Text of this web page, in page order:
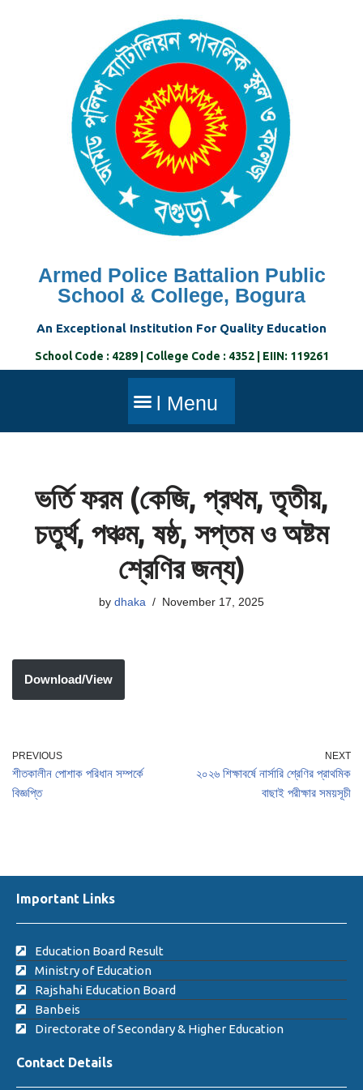
Armed Police Battalion Public
School & College, Bogura
An Exceptional Institution For Quality Education
School Code : 4289 | College Code : 4352 | EIIN: 119261
ভর্তি ফরম (কেজি, প্রথম, তৃতীয়,
চতুর্থ, পঞ্চম, ষষ্ঠ, সপ্তম ও অষ্টম
শ্রেণির জন্য)
by dhaka November 17, 2025
Download/View
PREVIOUS
শীতকালীন পোশাক পরিধান সম্পর্কে
বিজ্ঞপ্তি
NEXT
২০২৬ শিক্ষাবর্ষে নার্সারি শ্রেণির প্রাথমিক
বাছাই পরীক্ষার সময়সূচী
Important Links
Education Board Result
Ministry of Education
Rajshahi Education Board
Banbeis
Directorate of Secondary & Higher Education
Contact Details